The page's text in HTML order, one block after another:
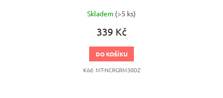
Skladem (>5 ks)
339 Kč
DO KOŠÍKU
Kód: MT-NCRGRM30DZ